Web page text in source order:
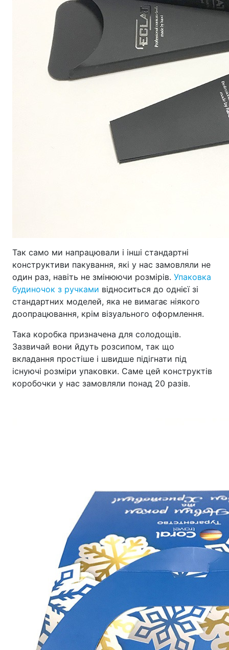
Так само ми напрацювали і інші стандартні
конструктиви пакування, які у нас замовляли не
один раз, навіть не змінюючи розмірів. Упаковка
будиночок з ручками відноситься до однієї зі
стандартних моделей, яка не вимагає ніякого
доопрацювання, крім візуального оформлення.
Така коробка призначена для солодощів.
Зазвичай вони йдуть розсипом, так що
вкладання простіше і швидше підігнати під
існуючі розміри упаковки. Саме цей конструктів
коробочки у нас замовляли понад 20 разів.